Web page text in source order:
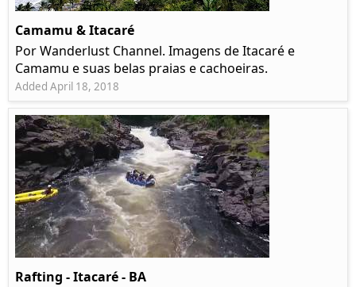
Camamu & Itacaré
Por Wanderlust Channel. Imagens de Itacaré e
Camamu e suas belas praias e cachoeiras.
Added April 18, 2018
Rafting - Itacaré - BA